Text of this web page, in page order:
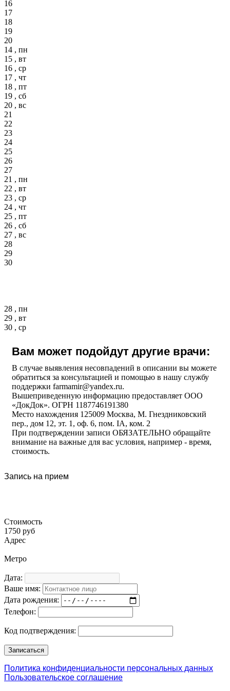
16
17
18
19
20
14 , пн
15 , вт
16 , ср
17 , чт
18 , пт
19 , сб
20 , вс
21
22
23
24
25
26
27
21 , пн
22 , вт
23 , ср
24 , чт
25 , пт
26 , сб
27 , вс
28
29
30
28 , пн
29 , вт
30 , ср
Вам может подойдут другие врачи:
В случае выявления несовпадений в описании вы можете
обратиться за консультацией и помощью в нашу службу
поддержки farmamir@yandex.ru.
Вышеприведенную информацию предоставляет ООО
«ДокДок». ОГРН 1187746191380
Место нахождения 125009 Москва, М. Гнездниковский
пер., дом 12, эт. 1, оф. 6, пом. IA, ком. 2
При подтверждении записи ОБЯЗАТЕЛЬНО обращайте
внимание на важные для вас условия, например - время,
стоимость.
Запись на прием
Стоимость
1750 руб
Адрес
Метро
Дата:
Ваше имя:
Дата рождения:
Телефон:
Код подтверждения:
Политика конфиденциальности персональных данных
Пользовательское соглашение